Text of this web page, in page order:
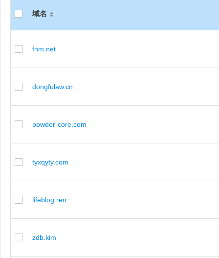
域名
fnm.net
dongfulaw.cn
powder-core.com
tyxqyty.com
lifeblog.ren
zdb.kim